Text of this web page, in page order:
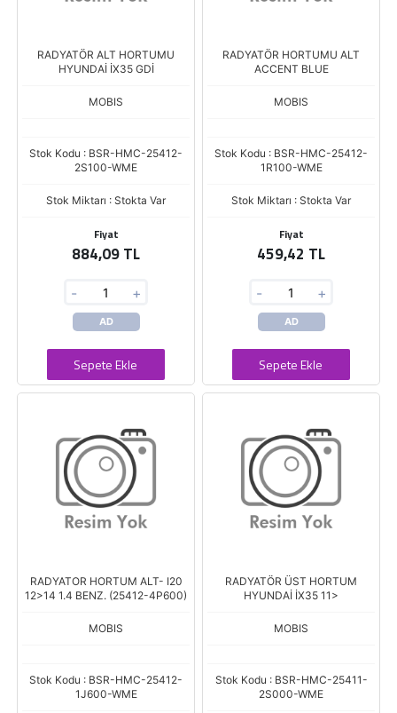
RADYATÖR ALT HORTUMU
HYUNDAİ İX35 GDİ
MOBIS
Stok Kodu : BSR-HMC-25412-
2S100-WME
Stok Miktarı : Stokta Var
Fiyat
884,09 TL
- +
AD
Sepete Ekle
RADYATÖR HORTUMU ALT
ACCENT BLUE
MOBIS
Stok Kodu : BSR-HMC-25412-
1R100-WME
Stok Miktarı : Stokta Var
Fiyat
459,42 TL
- +
AD
Sepete Ekle
RADYATOR HORTUM ALT- I20
12>14 1.4 BENZ. (25412-4P600)
MOBIS
Stok Kodu : BSR-HMC-25412-
1J600-WME
RADYATÖR ÜST HORTUM
HYUNDAİ İX35 11>
MOBIS
Stok Kodu : BSR-HMC-25411-
2S000-WME